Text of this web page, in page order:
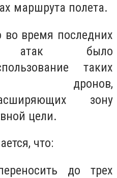
маршрута полета.
во время последних
атак было
таких
дронов,
зону
цели.
что:
до трех